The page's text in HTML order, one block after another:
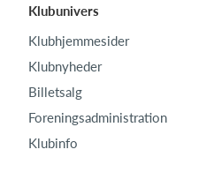
Klubunivers
Klubhjemmesider
Klubnyheder
Billetsalg
Foreningsadministration
Klubinfo